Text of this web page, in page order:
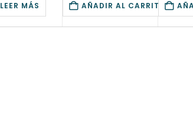
LEER MÁS AÑADIR AL CARRITO